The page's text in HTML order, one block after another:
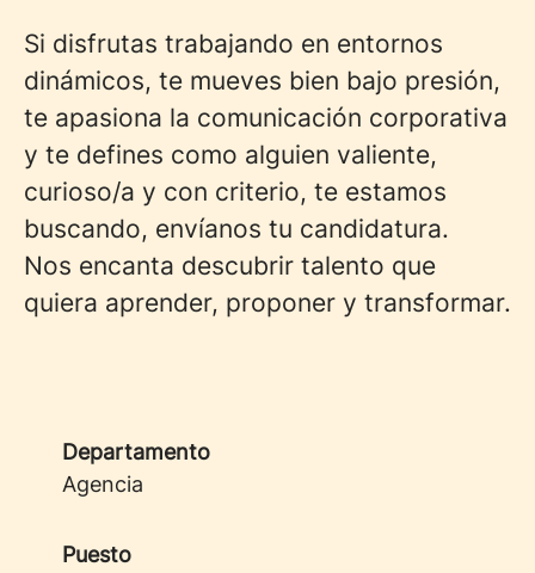
Si disfrutas trabajando en entornos
dinámicos, te mueves bien bajo presión,
te apasiona la comunicación corporativa
y te defines como alguien valiente,
curioso/a y con criterio, te estamos
buscando, envíanos tu candidatura.
Nos encanta descubrir talento que
quiera aprender, proponer y transformar.
Departamento
Agencia
Puesto